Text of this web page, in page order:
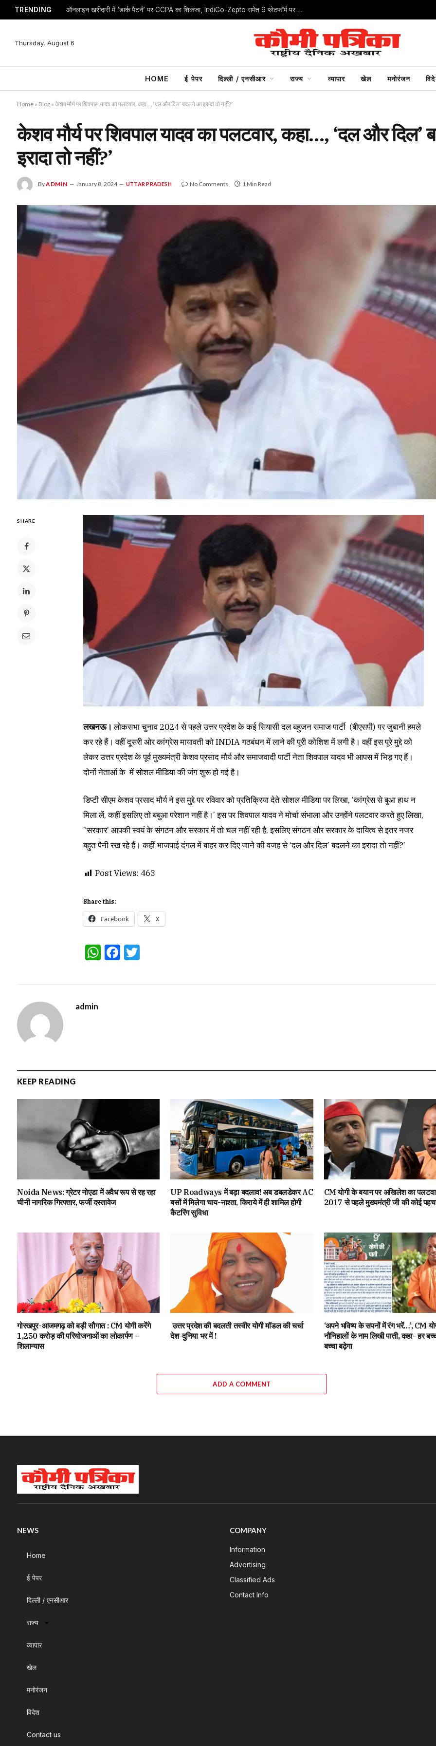
TRENDING ऑनलाइन खरीदारी में ‘डार्क पैटर्न’ पर CCPA का शिकंजा, IndiGo-Zepto समेत 9 प्लेटफॉर्म पर जुर्माना
Thursday, August 6
HOME ई पेपर दिल्ली / एनसीआर राज्य व्यापार खेल मनोरंजन
Home » Blog » केशव मौर्य पर शिवपाल यादव का पलटवार, कहा…, ‘दल और दिल’ बदलने का इरादा तो नहीं?’
केशव मौर्य पर शिवपाल यादव का पलटवार, कहा…, ‘दल और दिल’
इरादा तो नहीं?’
ByADMIN January 8, 2024 UTTAR PRADESH No Comments 1 Min Read
SHARE
लखनऊ।लोकसभा चुनाव 2024 से पहले उत्तर प्रदेश के कई सियासी दल बहुजन समाज पार्टी (बीएसपी) पर जुबानी हमले
कर रहे हैं। वहीं दूसरी ओर कांग्रेस मायावती को INDIA गठबंधन में लाने की पूरी कोशिश में लगी है। वहीं इस पूरे मुद्दे को
लेकर उत्तर प्रदेश के पूर्व मुख्यमंत्री केशव प्रसाद मौर्य और समाजवादी पार्टी नेता शिवपाल यादव भी आपस में भिड़ गए हैं।
दोनों नेताओं के में सोशल मीडिया की जंग शुरू हो गई है।
डिप्टी सीएम केशव प्रसाद मौर्य ने इस मुद्दे पर रविवार को प्रतिक्रिया देते सोशल मीडिया पर लिखा, ‘कांग्रेस से बुआ हाथ न
मिला लें, कहीं इसलिए तो बबुआ परेशान नहीं है।’ इस पर शिवपाल यादव ने मोर्चा संभाला और उन्होंने पलटवार करते हुए लिखा,
”सरकार’ आपकी स्वयं के संगठन और सरकार में तो चल नहीं रही है, इसलिए संगठन और सरकार के दायित्व से इतर नजर
बहुत पैनी रख रहे हैं। कहीं भाजपाई दंगल में बाहर कर दिए जाने की वजह से ‘दल और दिल’ बदलने का इरादा तो नहीं?’
Post Views: 463
Share this:
Facebook X
WhatsApp
Facebook
admin
KEEP READING
Noida News: ग्रेटर नोएडा में अवैध रूप से रह रहा
चीनी नागरिक गिरफ्तार, फर्जी दस्तावेज
UP Roadways में बड़ा बदलाव! अब डबलडेकर AC
बसों में मिलेगा चाय-नाश्ता, किराये में ही शामिल होगी
कैटरिंग सुविधा
CM योगी के बयान पर अखिलेश का
2017 से पहले मुख्यमंत्री जी की कोई
गोरखपुर-आजमगढ़ को बड़ी सौगात : CM योगी करेंगे
1,250 करोड़ की परियोजनाओं का लोकार्पण –
शिलान्यास
उत्तर प्रदेश की बदलती तस्वीर योगी मॉडल की चर्चा
देश-दुनिया भर में !
‘अपने भविष्य के सपनों में रंग भरें…’, CM
नौनिहालों के नाम लिखी पाती, कहा- हर
बच्चा बढ़ेगा
ADD A COMMENT
NEWS
Home
ई पेपर
दिल्ली / एनसीआर
राज्य
व्यापार
खेल
मनोरंजन
विदेश
Contact us
COMPANY
Information
Advertising
Classified Ads
Contact Info